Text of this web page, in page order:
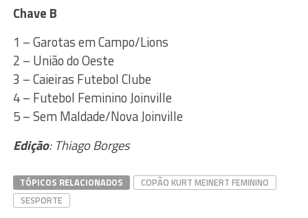
Chave B
1 – Garotas em Campo/Lions
2 – União do Oeste
3 – Caieiras Futebol Clube
4 – Futebol Feminino Joinville
5 – Sem Maldade/Nova Joinville
Edição: Thiago Borges
TÓPICOS RELACIONADOS
COPÃO KURT MEINERT FEMININO
SESPORTE